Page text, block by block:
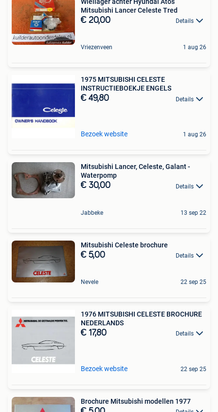
Mitsubishi Lancer Celeste Tred
€ 20,00 Details
Vriezenveen 1 aug 26
1975 MITSUBISHI CELESTE
INSTRUCTIEBOEKJE ENGELS
€ 49,80 Details
Bezoek website 1 aug 26
Mitsubishi Lancer, Celeste, Galant -
Waterpomp
€ 30,00 Details
Jabbeke 13 sep 22
Mitsubishi Celeste brochure
€ 5,00 Details
Nevele 22 sep 25
1976 MITSUBISHI CELESTE BROCHURE
NEDERLANDS
€ 17,80 Details
Bezoek website 22 sep 25
Brochure Mitsubishi modellen 1977